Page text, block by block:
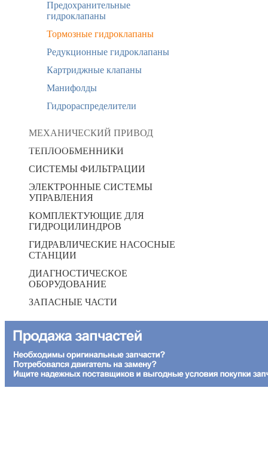
Предохранительные
гидроклапаны
Тормозные гидроклапаны
Редукционные гидроклапаны
Картриджные клапаны
Манифолды
Гидрораспределители
МЕХАНИЧЕСКИЙ ПРИВОД
ТЕПЛООБМЕННИКИ
СИСТЕМЫ ФИЛЬТРАЦИИ
ЭЛЕКТРОННЫЕ СИСТЕМЫ
УПРАВЛЕНИЯ
КОМПЛЕКТУЮЩИЕ ДЛЯ
ГИДРОЦИЛИНДРОВ
ГИДРАВЛИЧЕСКИЕ НАСОСНЫЕ
СТАНЦИИ
ДИАГНОСТИЧЕСКОЕ
ОБОРУДОВАНИЕ
ЗАПАСНЫЕ ЧАСТИ